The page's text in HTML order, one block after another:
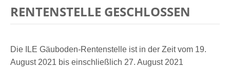
RENTENSTELLE GESCHLOSSEN
Die ILE Gäuboden-Rentenstelle ist in der Zeit vom 19.
August 2021 bis einschließlich 27. August 2021